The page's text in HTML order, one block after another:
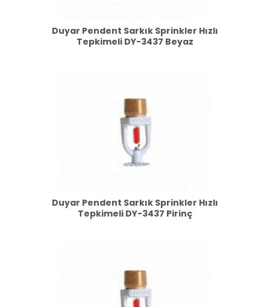
Duyar Pendent Sarkık Sprinkler Hızlı
Tepkimeli DY-3437 Beyaz
Duyar Pendent Sarkık Sprinkler Hızlı
Tepkimeli DY-3437 Pirinç